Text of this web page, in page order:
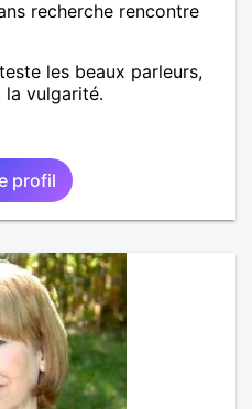
recherche rencontre
les beaux parleurs,
la vulgarité.
profil